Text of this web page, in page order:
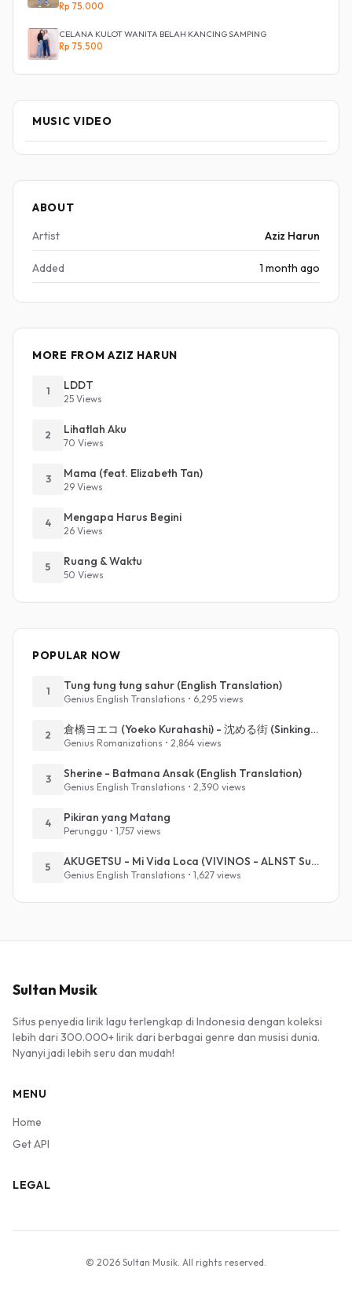
Rp 75.000
CELANA KULOT WANITA BELAH KANCING SAMPING
Rp 75.500
MUSIC VIDEO
ABOUT
Artist
Aziz Harun
Added 1 month ago
MORE FROM AZIZ HARUN
1 LDDT
25 Views
2 Lihatlah Aku
70 Views
3 Mama (feat. Elizabeth Tan)
29 Views
4 Mengapa Harus Begini
26 Views
5 Ruang & Waktu
50 Views
POPULAR NOW
1 Tung tung tung sahur (English Translation)
Genius English Translations • 6,295 views
2 倉橋ヨエコ (Yoeko Kurahashi) - 沈める街 (Sinking Town) (Romanized)
Genius Romanizations • 2,864 views
3 Sherine - Batmana Ansak (English Translation)
Genius English Translations • 2,390 views
4 Pikiran yang Matang
Perunggu • 1,757 views
5 AKUGETSU - Mi Vida Loca (VIVINOS - ALNST Sub : Till Part.1)
Genius English Translations • 1,627 views
Sultan Musik
Situs penyedia lirik lagu terlengkap di Indonesia dengan koleksi
lebih dari 300.000+ lirik dari berbagai genre dan musisi dunia.
Nyanyi jadi lebih seru dan mudah!
MENU
Home
Get API
LEGAL
© 2026 Sultan Musik. All rights reserved.